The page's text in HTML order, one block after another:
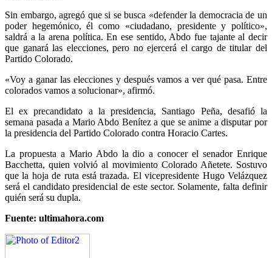
Sin embargo, agregó que si se busca «defender la democracia de un
poder hegemónico, él como «ciudadano, presidente y político»,
saldrá a la arena política. En ese sentido, Abdo fue tajante al decir
que ganará las elecciones, pero no ejercerá el cargo de titular del
Partido Colorado.
«Voy a ganar las elecciones y después vamos a ver qué pasa. Entre
colorados vamos a solucionar», afirmó.
El ex precandidato a la presidencia, Santiago Peña, desafió la
semana pasada a Mario Abdo Benítez a que se anime a disputar por
la presidencia del Partido Colorado contra Horacio Cartes.
La propuesta a Mario Abdo la dio a conocer el senador Enrique
Bacchetta, quien volvió al movimiento Colorado Añetete. Sostuvo
que la hoja de ruta está trazada. El vicepresidente Hugo Velázquez
será el candidato presidencial de este sector. Solamente, falta definir
quién será su dupla.
Fuente: ultimahora.com